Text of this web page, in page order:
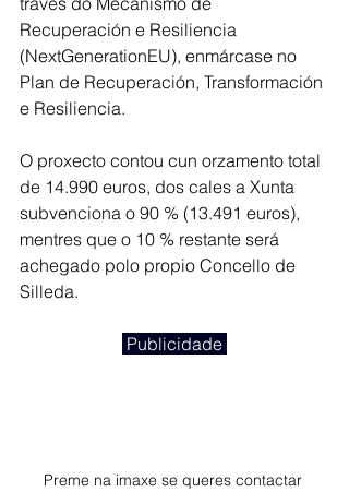
Recuperación e Resiliencia
(NextGenerationEU), enmárcase no
Plan de Recuperación, Transformación
e Resiliencia.
O proxecto contou cun orzamento total
de 14.990 euros, dos cales a Xunta
subvenciona o 90 % (13.491 euros),
mentres que o 10 % restante será
achegado polo propio Concello de
Silleda.
Publicidade
Preme na imaxe se queres contactar